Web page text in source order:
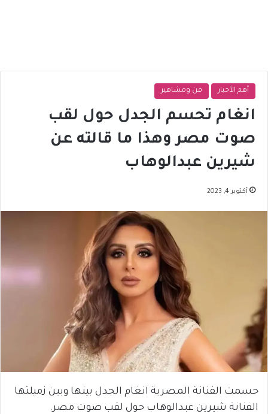
أهم الأخبار فن ومشاهير
انغام تحسم الجدل حول لقب
صوت مصر وهذا ما قالته عن
شيرين عبدالوهاب
أكتوبر 4, 2023
حسمت الفنانة المصرية انغام الجدل بينها وبين زميلتها
الفنانة شيرين عبدالوهاب حول لقب صوت مصر.